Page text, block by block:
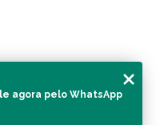
agora pelo WhatsApp